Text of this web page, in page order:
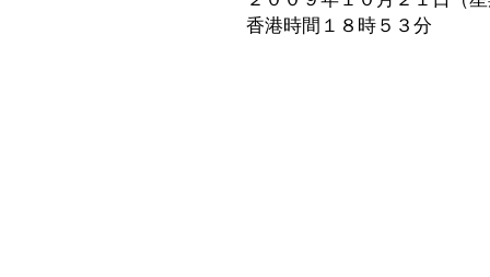
香港時間１８時５３分